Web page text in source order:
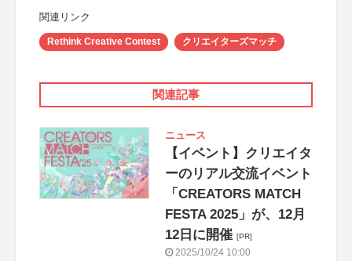
関連リンク
Rethink Creative Contest クリエイターズマッチ
関連記事
ニュース
【イベント】クリエイタ
ーのリアル交流イベント
「CREATORS MATCH
FESTA 2025」が、12月
12日に開催 [PR]
2025/10/24 10:00